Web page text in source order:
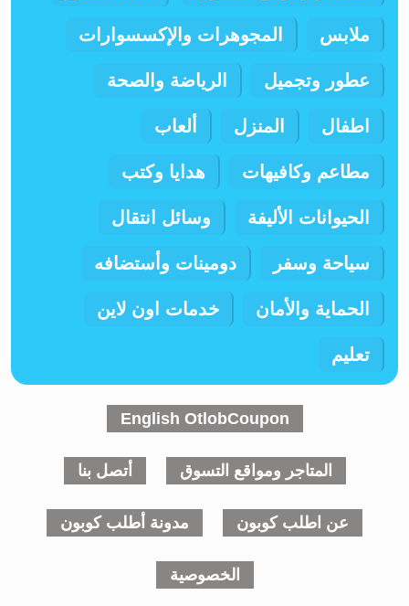
ملابس المجوهرات والإكسسوارات
عطور وتجميل الرياضة والصحة
اطفال المنزل ألعاب
مطاعم وكافيهات هدايا وكتب
الحيوانات الأليفة وسائل انتقال
سياحة وسفر دومينات وأستضافه
الحماية والأمان خدمات اون لاين
تعليم
English OtlobCoupon
المتاجر ومواقع التسوق أتصل بنا
عن اطلب كوبون مدونة أطلب كوبون
الخصوصية